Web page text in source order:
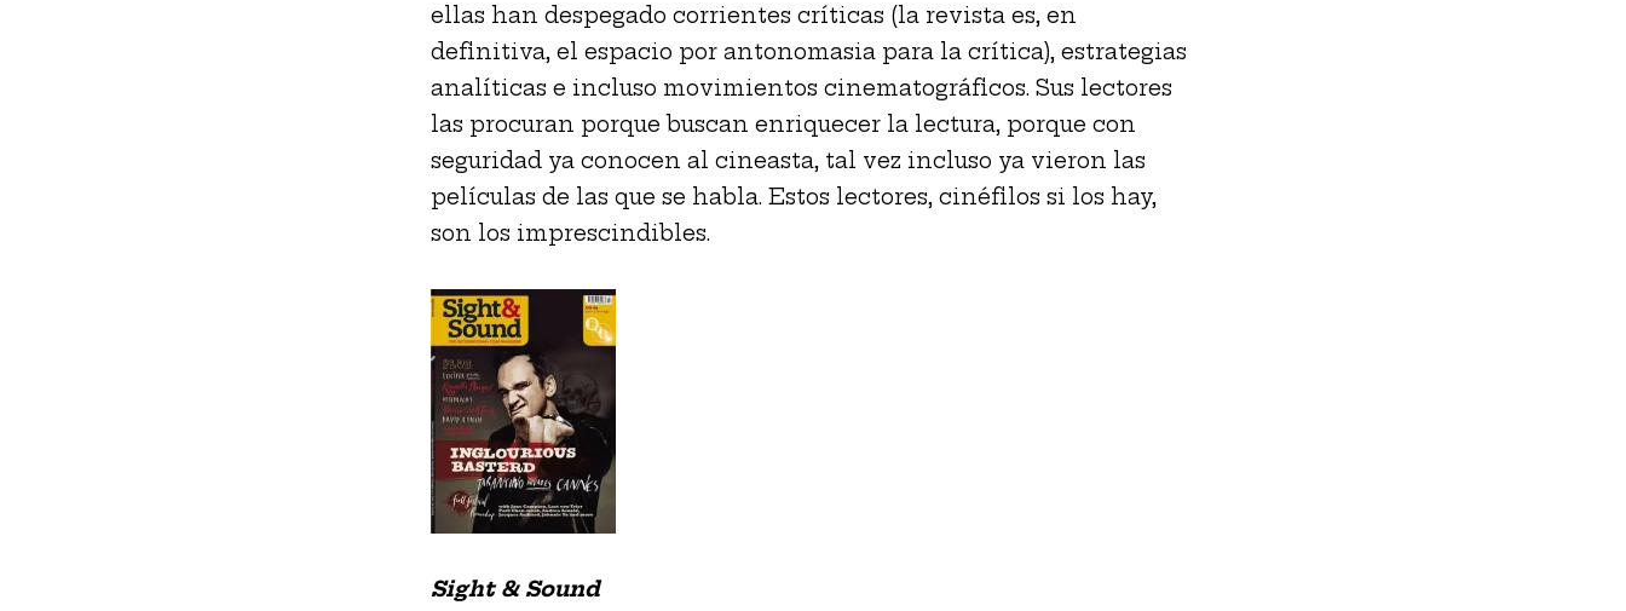
ellas han despegado corrientes críticas (la revista es, en
definitiva, el espacio por antonomasia para la crítica), estrategias
analíticas e incluso movimientos cinematográficos. Sus lectores
las procuran porque buscan enriquecer la lectura, porque con
seguridad ya conocen al cineasta, tal vez incluso ya vieron las
películas de las que se habla. Estos lectores, cinéfilos si los hay,
son los imprescindibles.
Sight & Sound